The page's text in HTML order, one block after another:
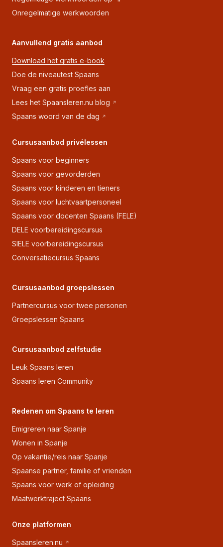
Onregelmatige werkwoorden
Aanvullend gratis aanbod
Download het gratis e-book
Doe de niveautest Spaans
Vraag een gratis proefles aan
Lees het Spaansleren.nu blog
Spaans woord van de dag
Cursusaanbod privélessen
Spaans voor beginners
Spaans voor gevorderden
Spaans voor kinderen en tieners
Spaans voor luchtvaartpersoneel
Spaans voor docenten Spaans (FELE)
DELE voorbereidingscursus
SIELE voorbereidingscursus
Conversatiecursus Spaans
Cursusaanbod groepslessen
Partnercursus voor twee personen
Groepslessen Spaans
Cursusaanbod zelfstudie
Leuk Spaans leren
Spaans leren Community
Redenen om Spaans te leren
Emigreren naar Spanje
Wonen in Spanje
Op vakantie/reis naar Spanje
Spaanse partner, familie of vrienden
Spaans voor werk of opleiding
Maatwerktraject Spaans
Onze platformen
Spaansleren.nu